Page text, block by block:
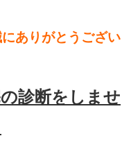
ありがとうござい
診断をしませ